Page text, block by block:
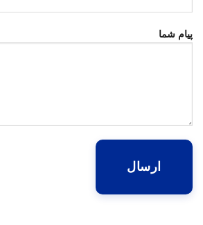
پیام شما